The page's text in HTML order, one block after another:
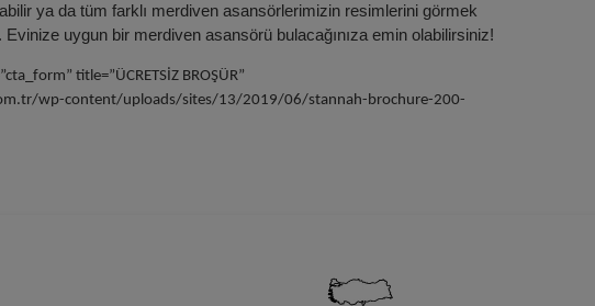
ya da tüm farklı merdiven asansörlerimizin resimlerini görmek
uygun bir merdiven asansörü bulacağınıza emin olabilirsiniz!
title=”ÜCRETSİZ BROŞÜR”
wp-content/uploads/sites/13/2019/06/stannah-brochure-200-